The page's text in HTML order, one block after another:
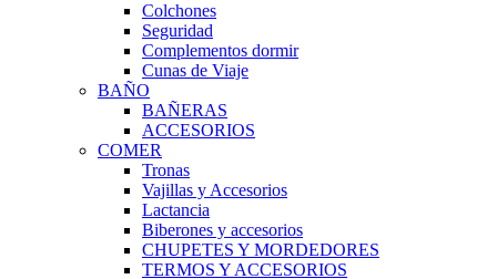
Colchones
Seguridad
Complementos dormir
Cunas de Viaje
BAÑO
BAÑERAS
ACCESORIOS
COMER
Tronas
Vajillas y Accesorios
Lactancia
Biberones y accesorios
CHUPETES Y MORDEDORES
TERMOS Y ACCESORIOS